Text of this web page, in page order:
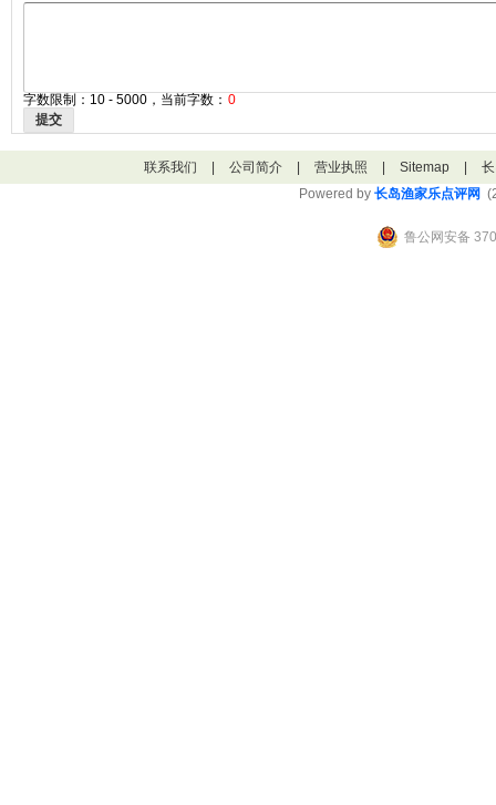
字数限制：10 - 5000，当前字数： 0
提交
联系我们 公司简介 营业执照 Sitemap
Powered by 长岛渔家乐点评网
鲁公网安备